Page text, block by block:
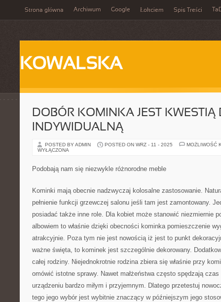
Strona główna Archiwum Google Łokciem Spis Treści
KOWALSKA
DOBÓR KOMINKA JEST KWESTIĄ
INDYWIDUALNĄ
POSTED BY ADMIN POSTED ON WRZ - 11 - 2025
MOŻLIWOŚĆ
WYŁĄCZONA
Podobają nam się niezwykle różnorodne meble
Kominki mają obecnie nadzwyczaj kolosalne zastosowanie.
pełnienie funkcji grzewczej salonu jeśli tam jest zamontowany.
posiadać także inne role. Dla kobiet może stanowić niezmiernie
albowiem to właśnie dzięki obecności kominka pomieszczenie
atrakcyjnie. Poza tym nie jest nowością iż jest to punkt
ważne święta, to kominek jest szczególnie dekorowany.
całej rodziny. Niejednokrotnie rodzina zbiera się właśnie przy
omówić istotne sprawy. Nawet małżeństwa często spędzają
urządzeniu bardzo miłym i przyjemnym. Dlatego przetestuj
tego jego wybór jest wybitnie znaczący w późniejszym jego